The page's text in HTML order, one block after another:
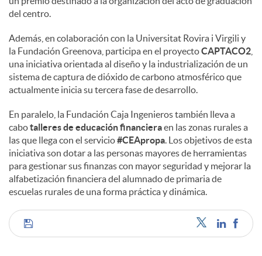
del centro.
Además, en colaboración con la Universitat Rovira i Virgili y
la Fundación Greenova, participa en el proyectoCAPTACO2
una iniciativa orientada al diseño y la industrialización de un
sistema de captura de dióxido de carbono atmosférico que
actualmente inicia su tercera fase de desarrollo.
En paralelo, la Fundación Caja Ingenieros también lleva a
cabotalleres de educación financieraen las zonas rurales a
las que llega con el servicio#CEApropa. Los objetivos de esta
iniciativa son dotar a las personas mayores de herramientas
para gestionar sus finanzas con mayor seguridad y mejorar la
alfabetización financiera del alumnado de primaria de
escuelas rurales de una forma práctica y dinámica.
C